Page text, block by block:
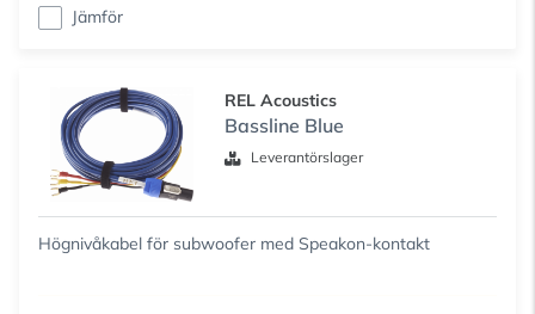
Jämför
REL Acoustics
Bassline Blue
Leverantörslager
Högnivåkabel för subwoofer med Speakon-kontakt